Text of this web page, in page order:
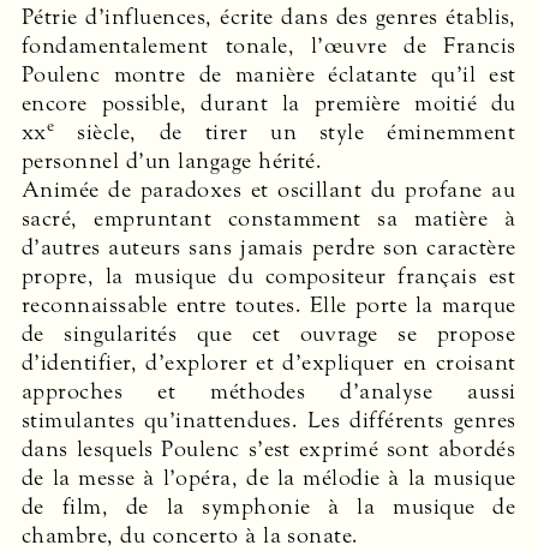
Pétrie d’influences, écrite dans des genres établis,
fondamentalement tonale, l’œuvre de Francis
Poulenc montre de manière éclatante qu’il est
encore possible, durant la première moitié du
xxe
siècle, de tirer un style éminemment
personnel d’un langage hérité.
Animée de paradoxes et oscillant du profane au
sacré, empruntant constamment sa matière à
d’autres auteurs sans jamais perdre son caractère
propre, la musique du compositeur français est
reconnaissable entre toutes. Elle porte la marque
de singularités que cet ouvrage se propose
d’identifier, d’explorer et d’expliquer en croisant
approches et méthodes d’analyse aussi
stimulantes qu’inattendues. Les différents genres
dans lesquels Poulenc s’est exprimé sont abordés
de la messe à l’opéra, de la mélodie à la musique
de film, de la symphonie à la musique de
chambre, du concerto à la sonate.